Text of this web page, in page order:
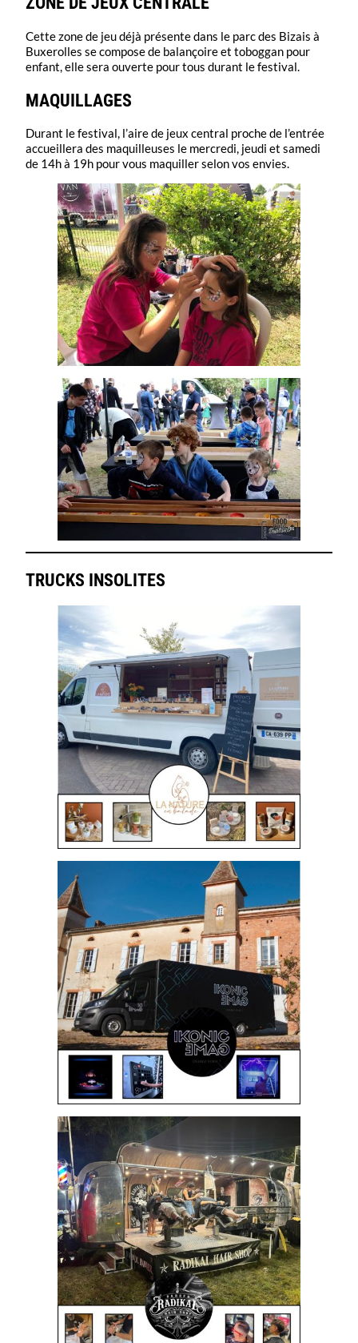
Cette zone de jeu déjà présente dans le parc des Bizais à
Buxerolles se compose de balançoire et toboggan pour
enfant, elle sera ouverte pour tous durant le festival.
MAQUILLAGES
Durant le festival, l’aire de jeux central proche de l’entrée
accueillera des maquilleuses le mercredi, jeudi et samedi
de 14h à 19h pour vous maquiller selon vos envies.
TRUCKS INSOLITES